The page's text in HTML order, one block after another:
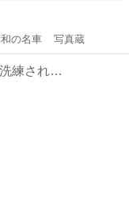
の名車 写真蔵
6代目ゴルフGTIは洗練された速さを獲得。乗り心地を中心とした快適性が向上していた【10年ひと昔の新車】